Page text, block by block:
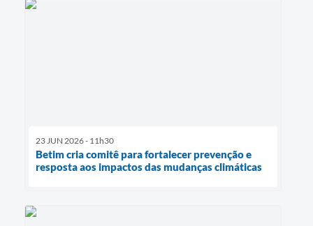
23 JUN 2026 - 11h30
Betim cria comitê para fortalecer prevenção e
resposta aos impactos das mudanças climáticas